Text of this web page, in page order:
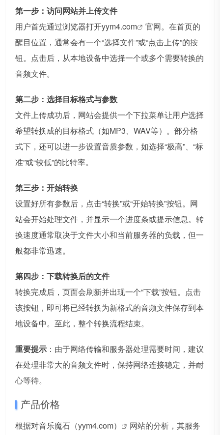
第一步：访问网站并上传文件
用户首先通过浏览器打开yym4.com
官网。在首页的
醒目位置，通常会有一个“选择文件”或“点击上传”的按
钮。点击后，从本地设备中选择一个或多个需要转换的
音频文件。
第二步：选择目标格式与参数
文件上传成功后，网站会提供一个下拉菜单让用户选择
希望转换成的目标格式（如MP3、WAV等）。部分格
式下，还可以进一步设置音质参数，如选择“极高”、“标
准”或“较低”的比特率。
第三步：开始转换
设置好所有参数后，点击“转换”或“开始转换”按钮。网
站会开始处理文件，并显示一个进度条或提示信息。转
换速度通常取决于文件大小和当前服务器的负载，但一
般都非常迅速。
第四步：下载转换后的文件
转换完成后，页面会刷新并出现一个“下载”按钮。点击
该按钮，即可将已经转换为新格式的音频文件保存到本
地设备中。至此，整个转换流程结束。
重要提示 ：由于网络传输和服务器处理需要时间，建议
在处理非常大的音频文件时，保持网络连接稳定，并耐
心等待。
产品价格
根据对音乐魔石 （yym4.com）
网站的分析，其服务